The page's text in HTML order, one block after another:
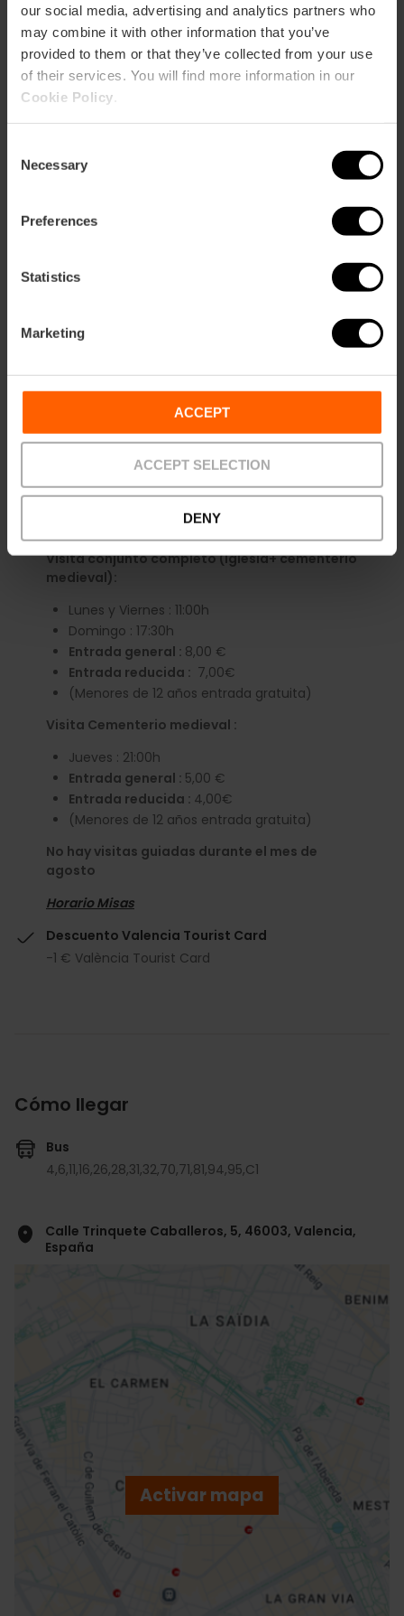
our social media, advertising and analytics partners who
may combine it with other information that you’ve
provided to them or that they’ve collected from your use
of their services. You will find more information in our
Cookie Policy
Selection
Necessary
Preferences
Statistics
Marketing
ACCEPT
ACCEPT SELECTION
DENY
Información práctica
Horarios
Visita conjunto completo (Iglesia+ cementerio
medieval):
Lunes y Viernes : 11:00h
Domingo : 17:30h
Entrada general : 8,00 €
Entrada reducida : 7,00€
(Menores de 12 años entrada gratuita)
Visita Cementerio medieval :
Jueves : 21:00h
Entrada general : 5,00 €
Entrada reducida : 4,00€
(Menores de 12 años entrada gratuita)
No hay visitas guiadas durante el mes de
agosto
Horario Misas
Descuento Valencia Tourist Card
-1 € València Tourist Card
Cómo llegar
Bus
4,6,11,16,26,28,31,32,70,71,81,94,95,C1
Calle Trinquete Caballeros, 5, 46003, Valencia,
España
Activar mapa